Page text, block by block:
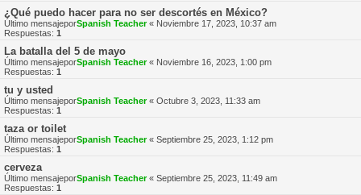
¿Qué puedo hacer para no ser descortés en México?
Último mensajeporSpanish Teacher« Noviembre 17, 2023, 10:37 am
Respuestas: 1
La batalla del 5 de mayo
Último mensajeporSpanish Teacher« Noviembre 16, 2023, 1:00 pm
Respuestas: 1
tu y usted
Último mensajeporSpanish Teacher« Octubre 3, 2023, 11:33 am
Respuestas: 1
taza or toilet
Último mensajeporSpanish Teacher« Septiembre 25, 2023, 1:12 pm
Respuestas: 1
cerveza
Último mensajeporSpanish Teacher« Septiembre 25, 2023, 11:49 am
Respuestas: 1